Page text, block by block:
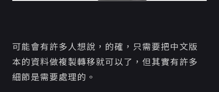
可能會有許多人想說，的確，只需要把中文版
本的資料做複製轉移就可以了，但其實有許多
細節是需要處理的。